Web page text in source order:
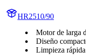
HR2510/90
Motor de larga
Diseño
Limpieza rápida